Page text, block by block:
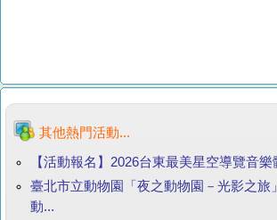
其他熱門活動...
【活動報名】2026台東最美星空導覽音
臺北市立動物園「夜之動物園－光影之旅
動...